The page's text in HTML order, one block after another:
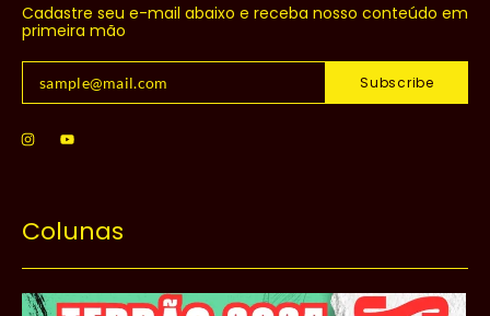
Cadastre seu e-mail abaixo e receba nosso conteúdo em
primeira mão
Subscribe
Colunas